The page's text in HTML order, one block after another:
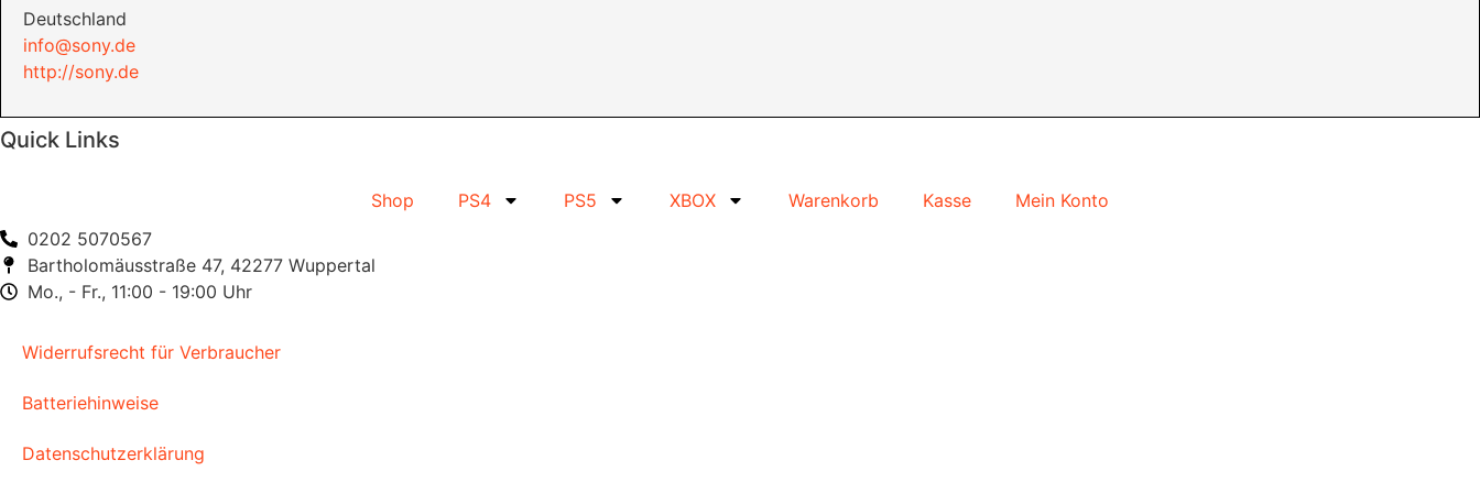
Deutschland
info@sony.de
http://sony.de
Quick Links
Shop PS4 PS5 XBOX Warenkorb Kasse
Mein Konto
0202 5070567
Bartholomäusstraße 47, 42277 Wuppertal
Mo., - Fr., 11:00 - 19:00 Uhr
Widerrufsrecht für Verbraucher
Batteriehinweise
Datenschutzerklärung